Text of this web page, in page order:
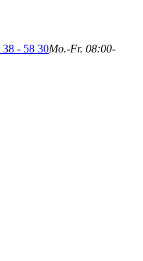
- 58 30Mo.-Fr. 08:00-